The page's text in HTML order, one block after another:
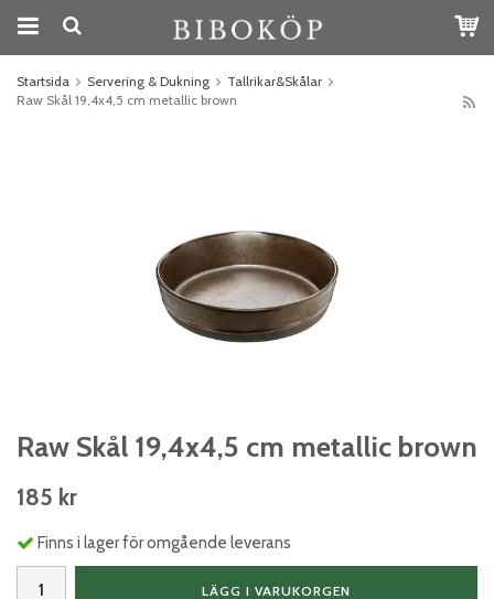
Startsida Servering & Dukning
Tallrikar&Skålar
Raw Skål 19,4x4,5 cm metallic brown
Raw Skål 19,4x4,5 cm metallic brown
185 kr
Finns i lager för omgående leverans
LÄGG I VARUKORGEN